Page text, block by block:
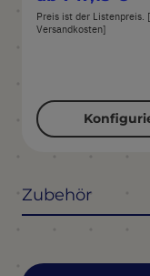
Preis ist der Listenpreis.
Versandkosten]
Zubehör